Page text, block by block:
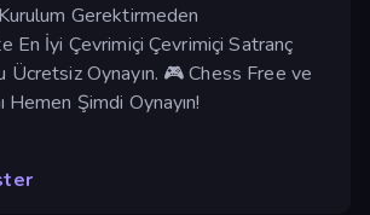
Gerektirmeden
En İyi Çevrimiçi Çevrimiçi Satranç
Ücretsiz Oynayın. 🎮 Chess Free ve
Hemen Şimdi Oynayın!